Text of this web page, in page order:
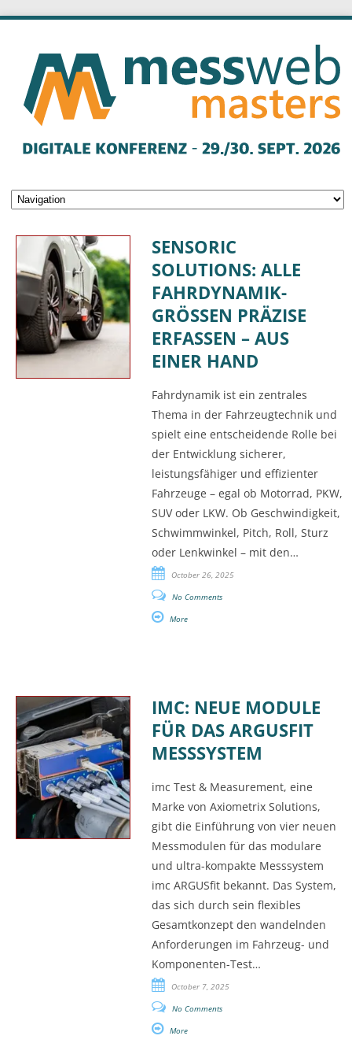
SENSORIC
SOLUTIONS: ALLE
FAHRDYNAMIK-
GRÖSSEN PRÄZISE E
RFASSEN – AUS E
INER HAND
Fahrdynamik ist ein zentrales
Thema in der Fahrzeugtechnik und
spielt eine entscheidende Rolle bei
der Entwicklung sicherer,
leistungsfähiger und effizienter
Fahrzeuge – egal ob Motorrad, PKW,
SUV oder LKW. Ob Geschwindigkeit,
Schwimmwinkel, Pitch, Roll, Sturz
oder Lenkwinkel – mit den…
October 26, 2025
No Comments
More
IMC: NEUE MODULE
FÜR DAS ARGUSFIT
MESSSYSTEM
imc Test & Measurement, eine
Marke von Axiometrix Solutions,
gibt die Einführung von vier neuen
Messmodulen für das modulare
und ultra-kompakte Messsystem
imc ARGUSfit bekannt. Das System,
das sich durch sein flexibles
Gesamtkonzept den wandelnden
Anforderungen im Fahrzeug- und
Komponenten-Test…
October 7, 2025
No Comments
More